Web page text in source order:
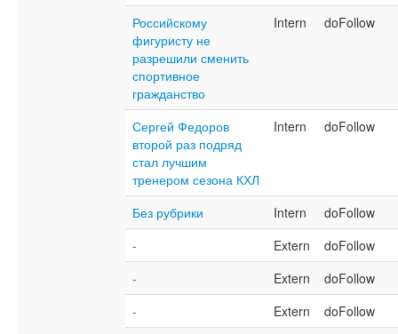
Российскому
фигуристу не
разрешили сменить
спортивное
гражданство
Intern doFollow
Сергей Федоров
второй раз подряд
стал лучшим
тренером сезона КХЛ
Intern doFollow
Без рубрики Intern
doFollow
-
Extern
doFollow
-
Extern
doFollow
-
Extern
doFollow